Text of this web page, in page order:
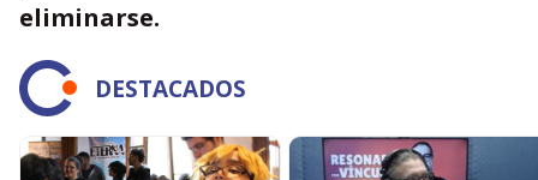
eliminarse.
DESTACADOS